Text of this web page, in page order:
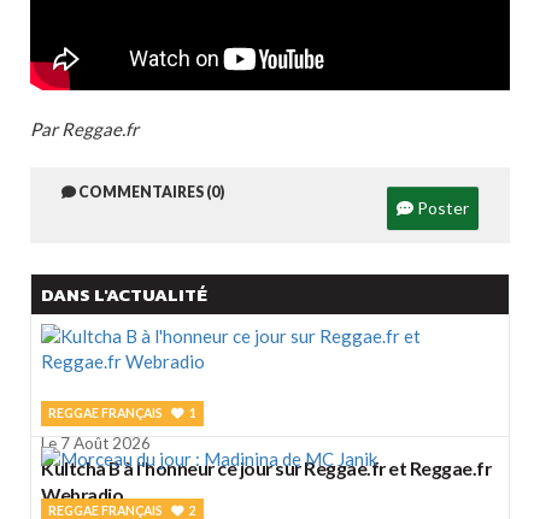
Par Reggae.fr
COMMENTAIRES (0)
Poster
DANS L'ACTUALITÉ
REGGAE FRANÇAIS 1
Le 7 Août 2026
Kultcha B à l'honneur ce jour sur Reggae.fr et Reggae.fr
Webradio
REGGAE FRANÇAIS 2